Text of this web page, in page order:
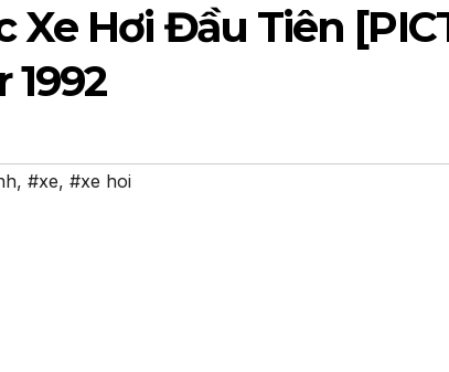
Xe Hơi Đầu Tiên
1992
, #xe, #xe hoi